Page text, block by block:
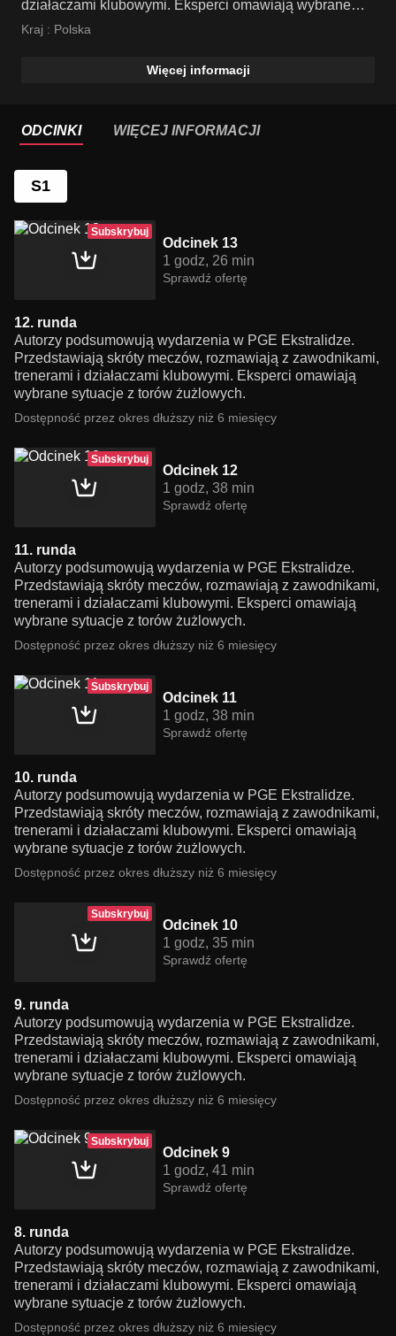
działaczami klubowymi. Eksperci omawiają wybrane
sytuacje z torów żużlowych.
Kraj : Polska
Więcej informacji
ODCINKI WIĘCEJ INFORMACJI
S1
Subskrybuj
Odcinek 13
1 godz, 26 min
Sprawdź ofertę
12. runda
Autorzy podsumowują wydarzenia w PGE Ekstralidze.
Przedstawiają skróty meczów, rozmawiają z zawodnikami,
trenerami i działaczami klubowymi. Eksperci omawiają
wybrane sytuacje z torów żużlowych.
Dostępność przez okres dłuższy niż 6 miesięcy
Subskrybuj
Odcinek 12
1 godz, 38 min
Sprawdź ofertę
11. runda
Autorzy podsumowują wydarzenia w PGE Ekstralidze.
Przedstawiają skróty meczów, rozmawiają z zawodnikami,
trenerami i działaczami klubowymi. Eksperci omawiają
wybrane sytuacje z torów żużlowych.
Dostępność przez okres dłuższy niż 6 miesięcy
Subskrybuj
Odcinek 11
1 godz, 38 min
Sprawdź ofertę
10. runda
Autorzy podsumowują wydarzenia w PGE Ekstralidze.
Przedstawiają skróty meczów, rozmawiają z zawodnikami,
trenerami i działaczami klubowymi. Eksperci omawiają
wybrane sytuacje z torów żużlowych.
Dostępność przez okres dłuższy niż 6 miesięcy
Subskrybuj
Odcinek 10
1 godz, 35 min
Sprawdź ofertę
9. runda
Autorzy podsumowują wydarzenia w PGE Ekstralidze.
Przedstawiają skróty meczów, rozmawiają z zawodnikami,
trenerami i działaczami klubowymi. Eksperci omawiają
wybrane sytuacje z torów żużlowych.
Dostępność przez okres dłuższy niż 6 miesięcy
Subskrybuj
Odcinek 9
1 godz, 41 min
Sprawdź ofertę
8. runda
Autorzy podsumowują wydarzenia w PGE Ekstralidze.
Przedstawiają skróty meczów, rozmawiają z zawodnikami,
trenerami i działaczami klubowymi. Eksperci omawiają
wybrane sytuacje z torów żużlowych.
Dostępność przez okres dłuższy niż 6 miesięcy